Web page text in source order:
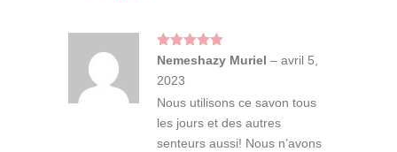
Note5sur
Nemeshazy Muriel – avril 5,
2023
Nous utilisons ce savon tous
les jours et des autres
senteurs aussi! Nous n’avons